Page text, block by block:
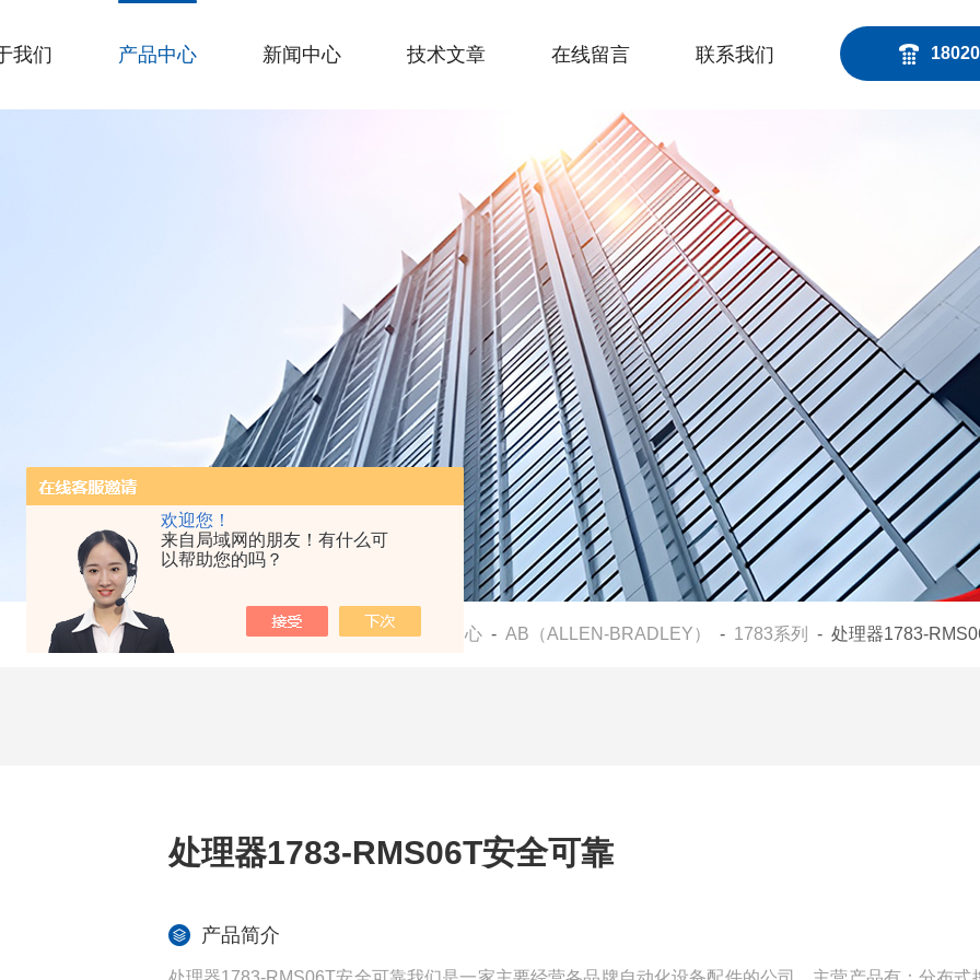
欢迎您！
来自局域网的朋友！有什么可
以帮助您的吗？
我们 产品中心 新闻中心 技术文章 在线留言 联系我们
当前位置：首页-产品中心 - AB（ALLEN-BRADLEY） - 1783系列 - 处理器1783-
处理器1783-RMS06T安全可靠
产品简介